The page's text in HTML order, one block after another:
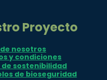
Proyecto
nosotros
y condiciones
sostenibilidad
de bioseguridad